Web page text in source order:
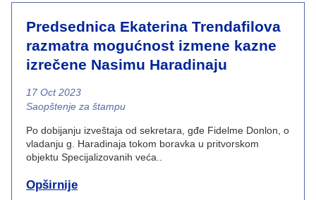
Predsednica Ekaterina Trendafilova
razmatra mogućnost izmene kazne
izrečene Nasimu Haradinaju
17 Oct 2023
News category
Saopštenje za štampu
Po dobijanju izveštaja od sekretara, gđe Fidelme Donlon, o
vladanju g. Haradinaja tokom boravka u pritvorskom
objektu Specijalizovanih veća..
Opširnije